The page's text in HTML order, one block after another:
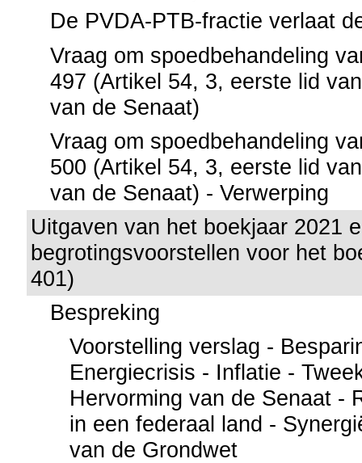
De PVDA-PTB-fractie verlaat
Vraag om spoedbehandeling
497 (Artikel 54, 3, eerste lid
van de Senaat)
Vraag om spoedbehandeling
500 (Artikel 54, 3, eerste lid
van de Senaat) - Verwerping
Uitgaven van het boekjaar 2021
begrotingsvoorstellen voor het
401)
Bespreking
Voorstelling verslag -
Energiecrisis - Inflatie -
Hervorming van de Senaat -
in een federaal land -
van de Grondwet